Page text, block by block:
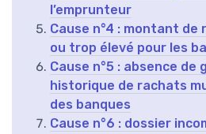
l’emprunteur
Cause n°4 : montant
ou trop élevé pour les
Cause n°5 : absence de
historique de rachats
des banques
Cause n°6 : dossier